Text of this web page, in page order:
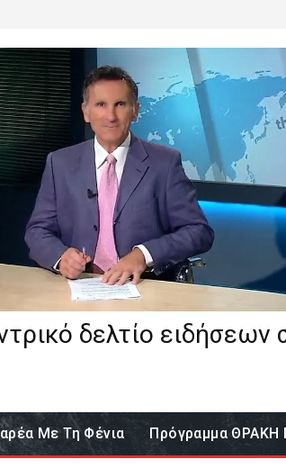
δελτίο ειδήσεων
Με Τη Φένια Πρόγραμμα ΘΡΑΚΗ